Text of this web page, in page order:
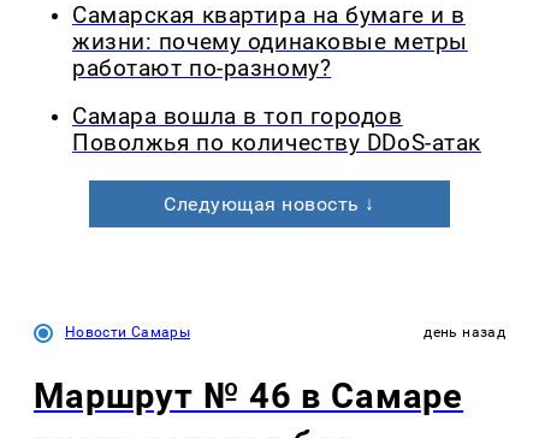
Самарская квартира на бумаге и в
жизни: почему одинаковые метры
работают по-разному?
Самара вошла в топ городов
Поволжья по количеству DDoS-атак
Следующая новость ↓
Новости Самары день назад
Маршрут № 46 в Самаре